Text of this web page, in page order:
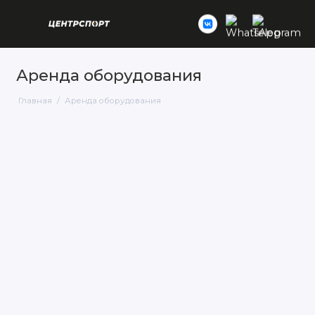
Аренда оборудования
Главная Аренда оборудования